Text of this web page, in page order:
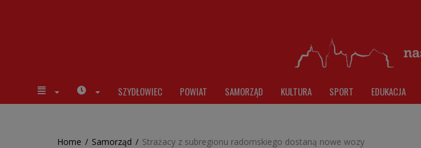
SZYDŁOWIEC POWIAT SAMORZĄD KULTURA SPORT EDUKACJA
Home / Samorząd / Strażacy z subregionu radomskiego dostaną nowe wozy